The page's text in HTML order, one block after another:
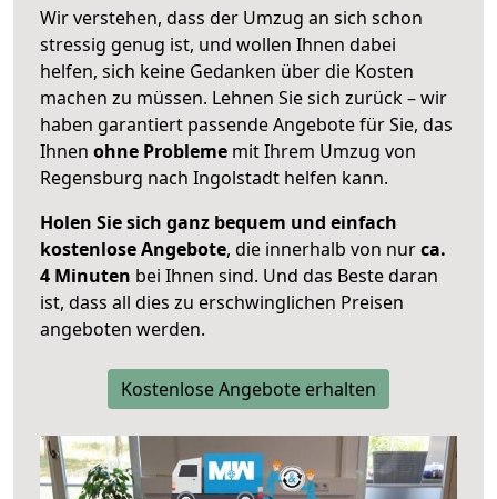
Wir verstehen, dass der Umzug an sich schon
stressig genug ist, und wollen Ihnen dabei
helfen, sich keine Gedanken über die Kosten
machen zu müssen. Lehnen Sie sich zurück – wir
haben garantiert passende Angebote für Sie, das
Ihnen ohne Probleme mit Ihrem Umzug von
Regensburg nach Ingolstadt helfen kann.
Holen Sie sich ganz bequem und einfach
kostenlose Angebote, die innerhalb von nurca.
4 Minuten bei Ihnen sind. Und das Beste daran
ist, dass all dies zu erschwinglichen Preisen
angeboten werden.
Kostenlose Angebote erhalten